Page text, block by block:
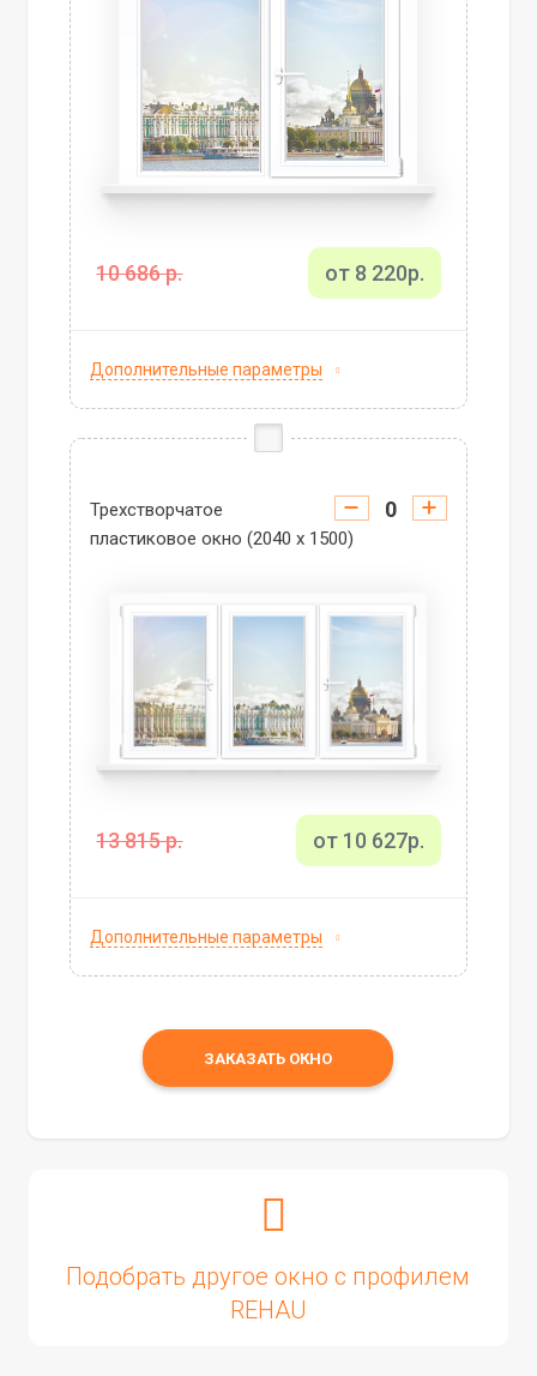
10 686 р. от 8 220р.
Дополнительные параметры
Трехстворчатое
пластиковое окно (2040 х 1500)
13 815 р. от 10 627р.
Дополнительные параметры
ЗАКАЗАТЬ ОКНО
Подобрать другое окно с профилем
REHAU